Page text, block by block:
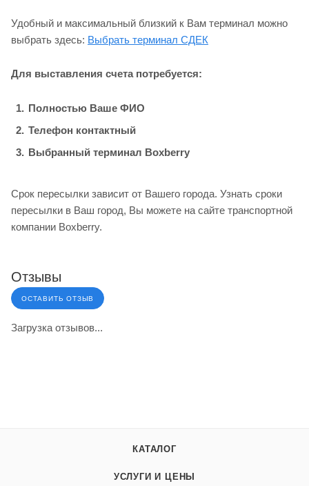
Удобный и максимальный близкий к Вам терминал можно
выбрать здесь: Выбрать терминал СДЕК
Для выставления счета потребуется:
Полностью Ваше ФИО
Телефон контактный
Выбранный терминал Boxberry
Срок пересылки зависит от Вашего города. Узнать сроки
пересылки в Ваш город, Вы можете на сайте транспортной
компании Boxberry.
Отзывы
ОСТАВИТЬ ОТЗЫВ
Загрузка отзывов...
КАТАЛОГ
УСЛУГИ И ЦЕНЫ